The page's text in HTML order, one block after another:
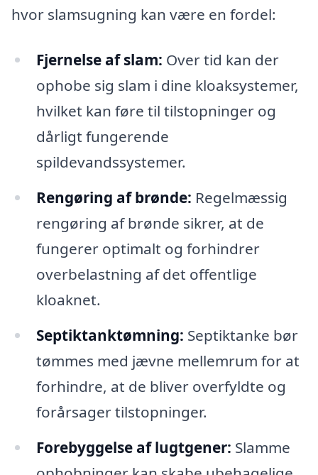
hvor slamsugning kan være en fordel:
Fjernelse af slam: Over tid kan der
ophobe sig slam i dine kloaksystemer,
hvilket kan føre til tilstopninger og
dårligt fungerende
spildevandssystemer.
Rengøring af brønde: Regelmæssig
rengøring af brønde sikrer, at de
fungerer optimalt og forhindrer
overbelastning af det offentlige
kloaknet.
Septiktanktømning: Septiktanke bør
tømmes med jævne mellemrum for at
forhindre, at de bliver overfyldte og
forårsager tilstopninger.
Forebyggelse af lugtgener: Slamme